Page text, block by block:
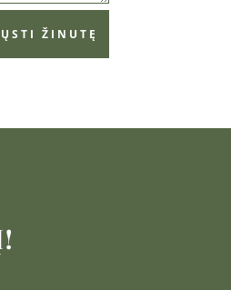
ŽINUTĘ